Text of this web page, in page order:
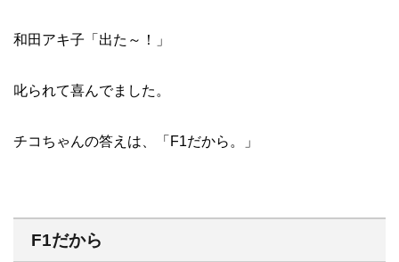
和田アキ子「出た～！」
叱られて喜んでました。
チコちゃんの答えは、「F1だから。」
F1だから